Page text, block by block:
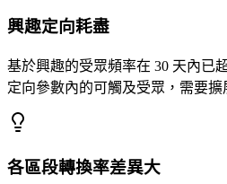
興趣定向耗盡
基於興趣的受眾頻率在 30 天內已
定向參數內的可觸及受眾，需要擴
各區段轉換率差異大